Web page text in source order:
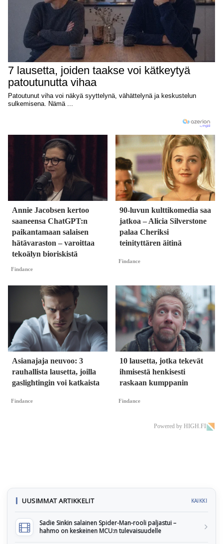
Annie Jacobsen kertoo
saaneensa ChatGPT:n
paikantamaan salaisen
hätävaraston – varoittaa
tekoälyn bioriskistä
Findance
90-luvun kulttikomedia saa
jatkoa – Alicia Silverstone
palaa Cheriksi
teinityttären äitinä
Findance
Asianajaja neuvoo: 3
rauhallista lausetta, joilla
gaslightingin voi katkaista
Findance
10 lausetta, jotka tekevät
ihmisestä henkisesti
raskaan kumppanin
Findance
Powered by HIGH.FI
UUSIMMAT ARTIKKELIT KAIKKI
Sadie Sinkin salainen Spider-Man-rooli paljastui –
hahmo on keskeinen MCU:n tulevaisuudelle